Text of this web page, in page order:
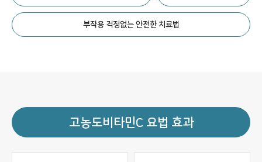
부작용 걱정없는 안전한 치료법
고농도비타민C 요법 효과